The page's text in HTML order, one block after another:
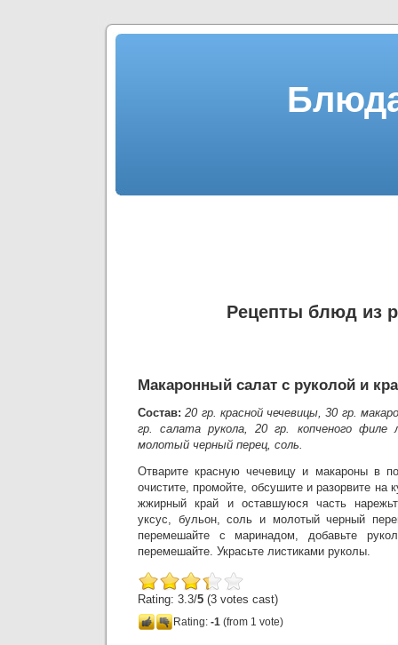
Рецепты блюд из
Макаронный салат с руколой и
Состав:20 гр. красной чечевицы, 30 гр.
гр. салата рукола, 20 гр. копченого филе
молотый черный перец, соль.
Отварите красную чечевицу и макароны в
очистите, промойте, обсушите и разорвите на
жжирный край и оставшуюся часть
уксус, бульон, соль и молотый черный
перемешайте с маринадом, добавьте
перемешайте. Украсьте листиками руколы.
Rating: 3.3/5 (3 votes cast)
Rating: -1 (from 1 vote)